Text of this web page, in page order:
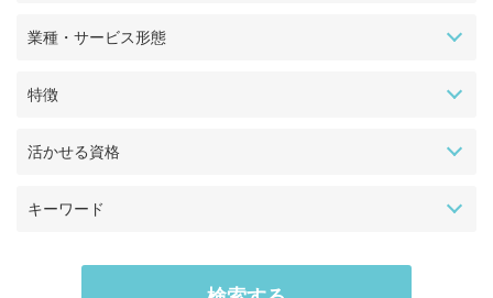
業種・サービス形態
特徴
活かせる資格
キーワード